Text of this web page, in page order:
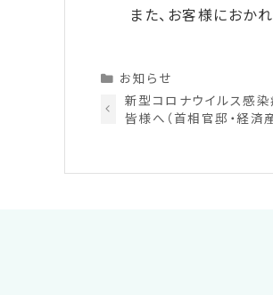
また、お客様におか
Categories
お知らせ
新型コロナウイルス感
皆様へ（首相官邸・経済